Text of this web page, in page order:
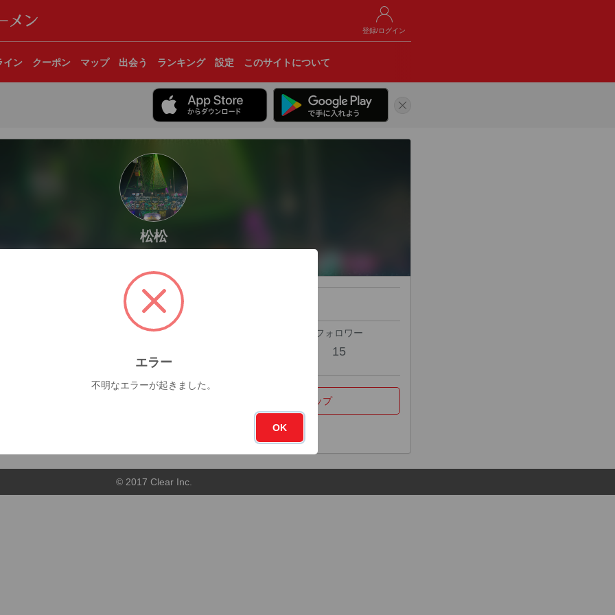
登録/ログイン
イン クーポン マップ 出会う ランキング 設定 このサイトについて
松松
フォロワー
15
マップ
© 2017 Clear Inc.
エラー
不明なエラーが起きました。
OK